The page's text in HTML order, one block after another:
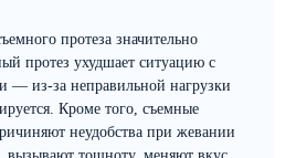
протеза значительно
протез ухудшает ситуацию с
— из-за неправильной нагрузки
Кроме того, съемные
неудобства при жевании